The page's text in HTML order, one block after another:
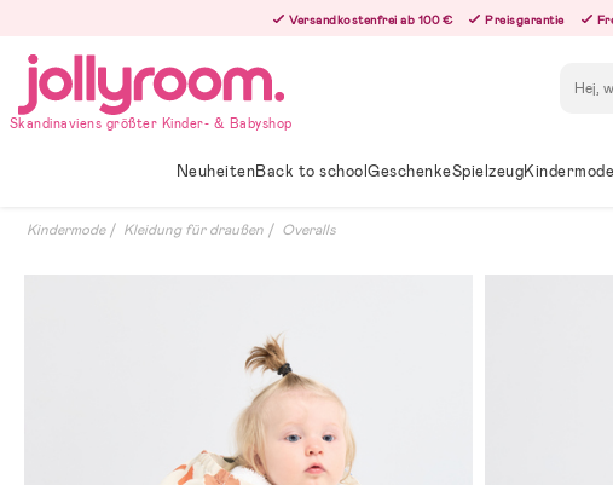
innehållet
Versandkostenfrei ab 100 € Preisgarantie
Skandinaviens größter Kinder- & Babyshop
NeuheitenBack to schoolGeschenkeSpielzeugKindermode
Kindermode Kleidung für draußen Overalls